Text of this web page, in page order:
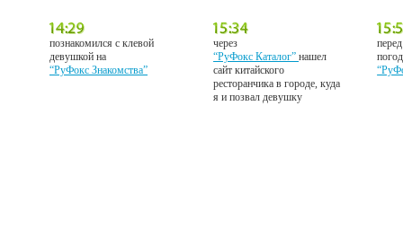
познакомился с клевой
девушкой на
“РуФокс Знакомства”
через
“РуФокс Каталог”нашел
сайт китайского
ресторанчика в городе, куда
я и позвал девушку